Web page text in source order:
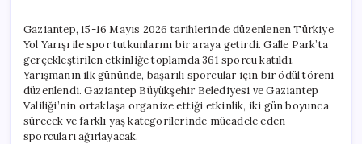
Başladı
için
Gaziantep, 15-16 Mayıs 2026 tarihlerinde düzenlenen Türkiye
Yol Yarışı ile spor tutkunlarını bir araya getirdi. Galle Park’ta
gerçekleştirilen etkinliğe toplamda 361 sporcu katıldı.
Yarışmanın ilk gününde, başarılı sporcular için bir ödül töreni
düzenlendi. Gaziantep Büyükşehir Belediyesi ve Gaziantep
Valiliği’nin ortaklaşa organize ettiği etkinlik, iki gün boyunca
sürecek ve farklı yaş kategorilerinde mücadele eden
sporcuları ağırlayacak.